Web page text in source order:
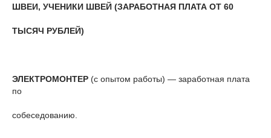
ШВЕИ, УЧЕНИКИ ШВЕЙ (ЗАРАБОТНАЯ ПЛАТА ОТ 60
ТЫСЯЧ РУБЛЕЙ)
ЭЛЕКТРОМОНТЕР (с опытом работы) — заработная плата
по
собеседованию.